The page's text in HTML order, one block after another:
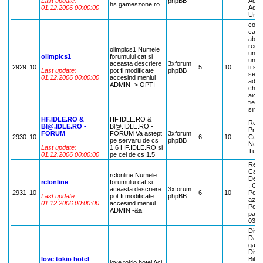
01.12.2006 00:00:00
hs.gameszone.ro
2929 10
olimpics1
Last update:
01.12.2006 00:00:00
olimpics1 Numele
forumului cat si
aceasta descriere
pot fi modificate
accesind meniul
ADMIN -> OPTI
3xforum
phpBB
5 10
care
un
ti sa
aici
fie
2930 10
HF.IDLE.RO &
Bl@.IDLE.RO -
FORUM
Last update:
01.12.2006 00:00:00
HF.IDLE.RO &
Bl@.IDLE.RO -
FORUM Va astept
pe servaru de cs
1.6 HF.IDLE.RO si
pe cel de cs 1.5
3xforum
phpBB
6 10
2931 10
rclonline
Last update:
01.12.2006 00:00:00
rclonline Numele
forumului cat si
aceasta descriere
pot fi modificate
accesind meniul
ADMIN -&a
3xforum
phpBB
6 10
,
azi
love tokio hotel
Bill: